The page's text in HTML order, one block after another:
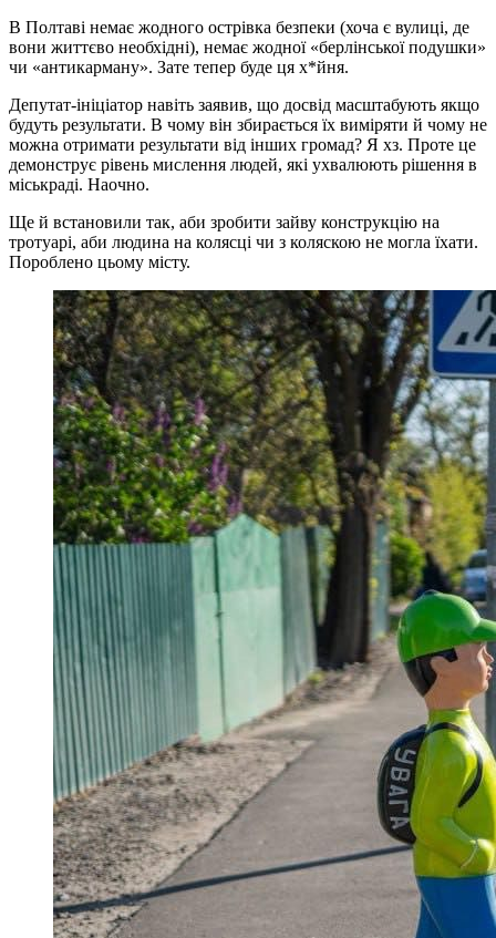
В Полтаві немає жодного острівка безпеки (хоча є вулиці, де
вони життєво необхідні), немає жодної «берлінської подушки»
чи «антикарману». Зате тепер буде ця х*йня.
Депутат-ініціатор навіть заявив, що досвід масштабують якщо
будуть результати. В чому він збирається їх виміряти й чому не
можна отримати результати від інших громад? Я хз. Проте це
демонструє рівень мислення людей, які ухвалюють рішення в
міськраді. Наочно.
Ще й встановили так, аби зробити зайву конструкцію на
тротуарі, аби людина на колясці чи з коляскою не могла їхати.
Пороблено цьому місту.